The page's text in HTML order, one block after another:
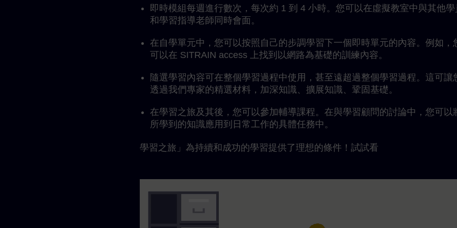
即時模組每週進行數次，每次約 1 到 4 小時。您可以在虛擬教室中與其他學
和學習指導老師同時會面。
在自學單元中，您可以按照自己的步調學習下一個即時單元的內容。例如，
可以在 SITRAIN access 上找到以網路為基礎的訓練內容。
隨選學習內容可在整個學習過程中使用，甚至遠超過整個學習過程。這可讓
透過我們專家的精選材料，加深知識、擴展知識、鞏固基礎。
在學習之旅及其後，您可以參加輔導課程。在與學習顧問的討論中，您可以
所學到的知識應用到日常工作的具體任務中。
學習之旅」為持續和成功的學習提供了理想的條件！試試看